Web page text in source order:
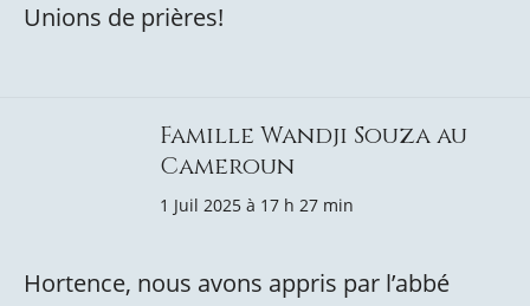
Unions de prières!
Famille Wandji Souza au
Cameroun
1 Juil 2025 à 17 h 27 min
Hortence, nous avons appris par l’abbé